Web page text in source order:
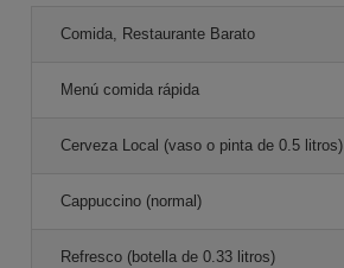
Comida, Restaurante Barato
Menú comida rápida
Cerveza Local (vaso o pinta de 0.5 litros)
Cappuccino (normal)
Refresco (botella de 0.33 litros)